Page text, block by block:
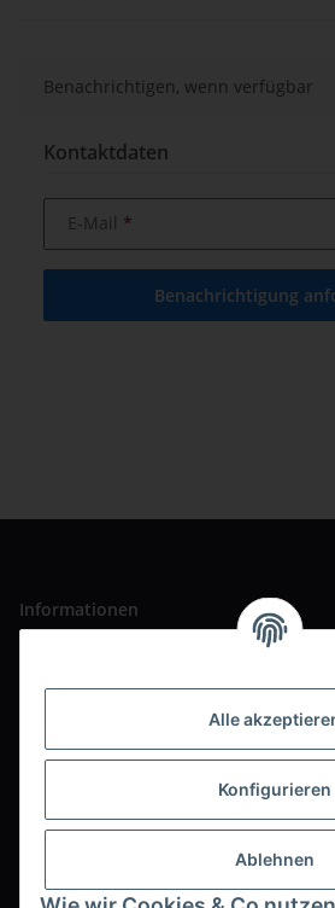
Alle
Konfigurieren
Ablehnen
Benachrichtigen, wenn verfügbar
Kontaktdaten
E-Mail
Benachrichtigung
Informationen
Ortsteil Baiertal